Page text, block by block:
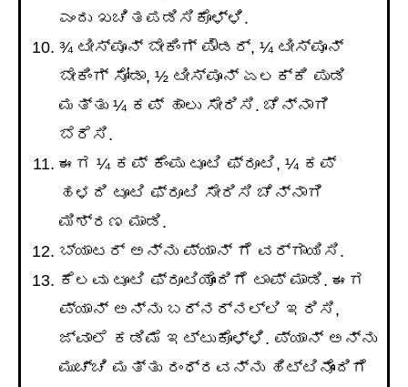
ಎಂದು ಖಚಿತಪಡಿಸಿಕೊಳ್ಳಿ.
¾ ಟೀಸ್ಪೂನ್ ಬೇಕಿಂಗ್ ಪೌಡರ್, ¼ ಟೀಸ್ಪೂನ್
ಬೇಕಿಂಗ್ ಸೋಡಾ, ½ ಟೀಸ್ಪೂನ್ ಏಲಕ್ಕಿ ಪುಡಿ
ಮತ್ತು ¼ ಕಪ್ ಹಾಲು ಸೇರಿಸಿ. ಚೆನ್ನಾಗಿ
ಬೆರೆಸಿ.
ಈಗ ¼ ಕಪ್ ಕೆಂಪು ಟೂಟಿ ಫ್ರೂಟಿ, ¼ ಕಪ್
ಹಳದಿ ಟೂಟಿ ಫ್ರೂಟಿ ಸೇರಿಸಿ ಚೆನ್ನಾಗಿ
ಮಿಶ್ರಣ ಮಾಡಿ.
ಬ್ಯಾಟರ್ ಅನ್ನು ಪ್ಯಾನ್ ಗೆ ವರ್ಗಾಯಿಸಿ.
ಕೆಲವು ಟೂಟಿ ಫ್ರೂಟಿಯೊಂದಿಗೆ ಟಾಪ್ ಮಾಡಿ. ಈಗ
ಪ್ಯಾನ್ ಅನ್ನು ಬರ್ನರ್ನಲ್ಲಿ ಇರಿಸಿ,
ಜ್ವಾಲೆ ಕಡಿಮೆ ಇಟ್ಟುಕೊಳ್ಳಿ. ಪ್ಯಾನ್ ಅನ್ನು
ಮುಚ್ಚಿ ಮತ್ತು ರಂಧ್ರವನ್ನು ಹಿಟ್ಟಿನೊಂದಿಗೆ